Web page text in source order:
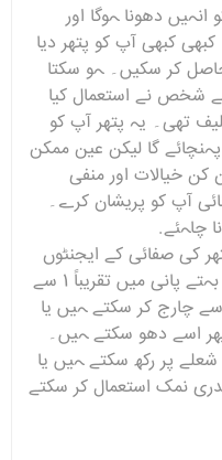
دھونا ہوگا اور
کبھی آپ کو پتھر دیا
کر سکیں۔ ہو سکتا
شخص نے استعمال کیا
تھی۔ یہ پتھر آپ کو
گا لیکن عین ممکن
خیالات اور منفی
آپ کو پریشان کرے۔
چاہئے.
کی صفائی کے ایجنٹوں
میں سے ہیں۔ آپ مطلوبہ پتھر کو بہتے پانی میں تقریباً 1 سے
چارج کر سکتے ہیں یا
اسے دھو سکتے ہیں۔
پر رکھ سکتے ہیں یا
نمک استعمال کر سکتے